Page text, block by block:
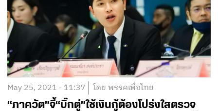
May 25, 2021 - 11:37 โดย พรรคเพื่อไทย
“ภาควัต”จี้“บิ๊กตู่”ใช้เงินกู้ต้องโปร่งใสตรวจ